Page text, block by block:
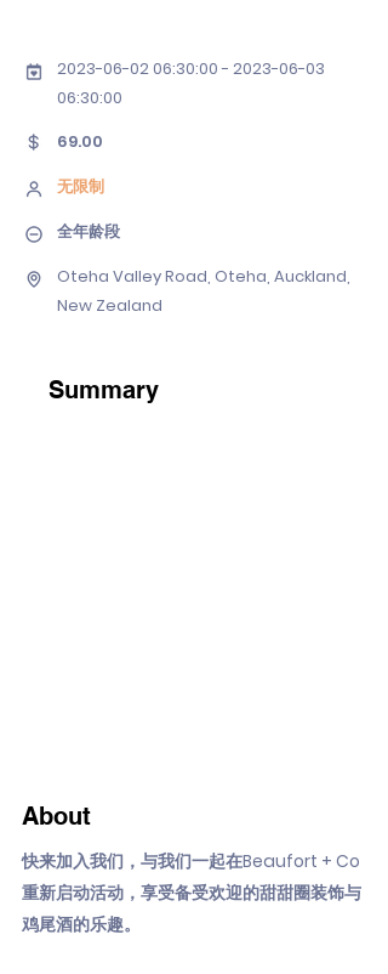
2023-06-02 06:30:00 - 2023-06-03
06:30:00
69.00
无限制
全年龄段
Oteha Valley Road, Oteha, Auckland,
New Zealand
Summary
About
快来加入我们，与我们一起在Beaufort + Co
重新启动活动，享受备受欢迎的甜甜圈装饰与
鸡尾酒的乐趣。